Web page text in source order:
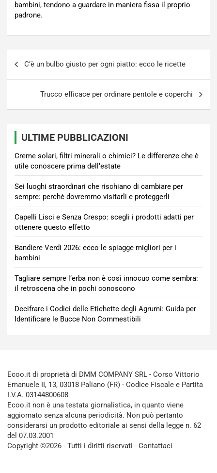
bambini, tendono a guardare in maniera fissa il proprio
padrone.
C’è un bulbo giusto per ogni piatto: ecco le ricette
Trucco efficace per ordinare pentole e coperchi
ULTIME PUBBLICAZIONI
Creme solari, filtri minerali o chimici? Le differenze che è
utile conoscere prima dell’estate
Sei luoghi straordinari che rischiano di cambiare per
sempre: perché dovremmo visitarli e proteggerli
Capelli Lisci e Senza Crespo: scegli i prodotti adatti per
ottenere questo effetto
Bandiere Verdi 2026: ecco le spiagge migliori per i
bambini
Tagliare sempre l’erba non è così innocuo come sembra:
il retroscena che in pochi conoscono
Decifrare i Codici delle Etichette degli Agrumi: Guida per
Identificare le Bucce Non Commestibili
Ecoo.it di proprietà di DMM COMPANY SRL - Corso Vittorio
Emanuele II, 13, 03018 Paliano (FR) - Codice Fiscale e Partita
I.V.A. 03144800608
Ecoo.it non è una testata giornalistica, in quanto viene
aggiornato senza alcuna periodicità. Non può pertanto
considerarsi un prodotto editoriale ai sensi della legge n. 62
del 07.03.2001
Copyright ©2026 - Tutti i diritti riservati - Contattaci